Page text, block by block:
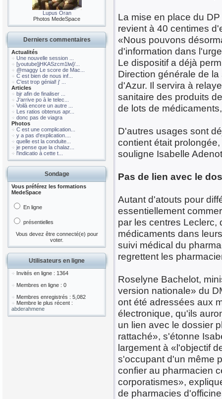
Lupus Oran
Photos MedeSpace
Derniers commentaires
Actualités
Une nouvelle session ...
[youtube]jHKASzcm1lw[/...
@maggy Le score de Mac...
C est bien de nous inf...
C'est trop génial! j' ...
Articles
bjr afin de finaliser ...
J'arrive po à le telec...
Voilà encore un autre ...
Les ratios obtenus apr...
donc pas de viagra
Photos
C est une complication...
y a pas d'explication....
quelle est la conduite...
je pense que la chalaz...
l'indicatio à cette t...
Sondage
Vous préférez les formations
MedeSpace
En ligne
présentielles
Vous devez être connecté(e) pour
voter.
Utilisateurs en ligne
Invités en ligne : 1364
Membres en ligne : 0
Membres enregistrés : 5,082
Membre le plus récent :
abderahmene
La mise en place du
revient à 40 centimes
«Nous pouvons
d'information dans
Le dispositif a déjà
Direction générale de
d'Azur. Il servira à
sanitaire des produits
de lots de
D'autres usages sont
contient était
souligne Isabelle
Pas de lien avec le
Autant d'atouts pour
essentiellement
par les centres Leclerc,
médicaments dans
suivi médical du
regrettent les
Roselyne Bachelot,
version nationale» du
ont été adressées aux
électronique, qu'ils
un lien avec le dossier
rattaché», s'étonne
largement à «l'objectif
s'occupant d'un même
confier au pharmacien
corporatismes»,
de pharmacies